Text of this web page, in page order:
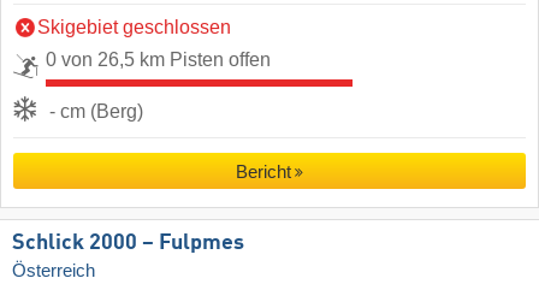
Skigebiet geschlossen
0 von 26,5 km Pisten offen
- cm (Berg)
Bericht
Schlick 2000 – Fulpmes
Österreich